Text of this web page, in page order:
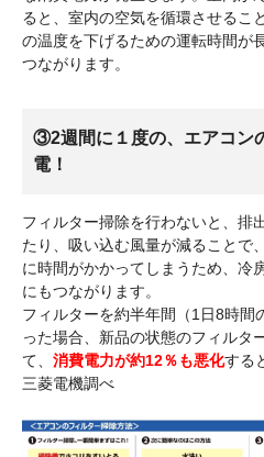
ると、室内の空気を循環させるこ
の温度を下げるための運転時間が
つながります。
③2週間に１度の、エアコン
電！
フィルター掃除を行わないと、排
たり、吸い込む風量が減ることで
に時間がかかってしまうため、冷
にもつながります。
フィルターを約半年間（1日8時間
った場合、新品の状態のフィルタ
て、 消費電力が約12％も悪化する
三菱電機調べ